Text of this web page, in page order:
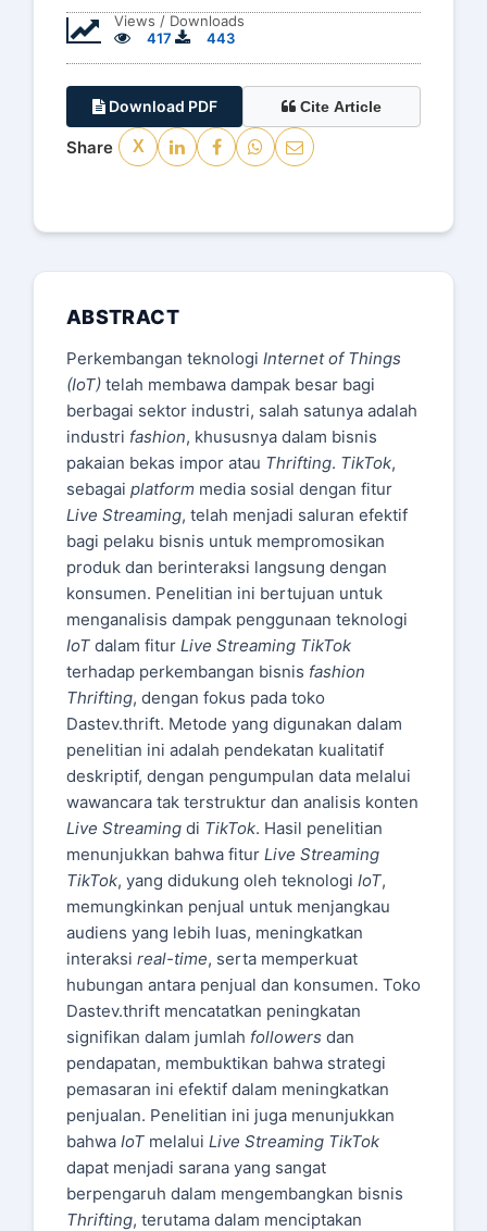
Views / Downloads
417
443
Download PDF Cite Article
Share X
ABSTRACT
Perkembangan teknologi Internet of Things
(IoT) telah membawa dampak besar bagi
berbagai sektor industri, salah satunya adalah
industri fashion, khususnya dalam bisnis
pakaian bekas impor atau Thrifting. TikTok,
sebagai platform media sosial dengan fitur
Live Streaming, telah menjadi saluran efektif
bagi pelaku bisnis untuk mempromosikan
produk dan berinteraksi langsung dengan
konsumen. Penelitian ini bertujuan untuk
menganalisis dampak penggunaan teknologi
IoT dalam fitur Live Streaming TikTok
terhadap perkembangan bisnis fashion
Thrifting, dengan fokus pada toko
Dastev.thrift. Metode yang digunakan dalam
penelitian ini adalah pendekatan kualitatif
deskriptif, dengan pengumpulan data melalui
wawancara tak terstruktur dan analisis konten
Live Streaming di TikTok. Hasil penelitian
menunjukkan bahwa fitur Live Streaming
TikTok, yang didukung oleh teknologi IoT,
memungkinkan penjual untuk menjangkau
audiens yang lebih luas, meningkatkan
interaksi real-time, serta memperkuat
hubungan antara penjual dan konsumen. Toko
Dastev.thrift mencatatkan peningkatan
signifikan dalam jumlah followers dan
pendapatan, membuktikan bahwa strategi
pemasaran ini efektif dalam meningkatkan
penjualan. Penelitian ini juga menunjukkan
bahwa IoT melalui Live Streaming TikTok
dapat menjadi sarana yang sangat
berpengaruh dalam mengembangkan bisnis
Thrifting, terutama dalam menciptakan